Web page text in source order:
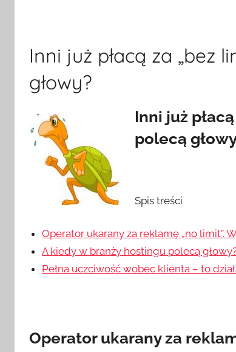
Inni już płacą za „bez
głowy?
Inni już
polecą
Spis treści
Operator ukarany za reklamę „no limit”.
A kiedy w branży hostingu polecą
Pełna uczciwość wobec klienta – to
Operator ukarany za